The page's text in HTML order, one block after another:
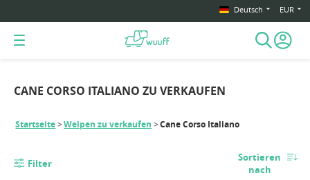
Deutsch EUR
CANE CORSO ITALIANO ZU VERKAUFEN
Startseite Welpen zu verkaufen Cane Corso Italiano
Filter
Sortieren
nach